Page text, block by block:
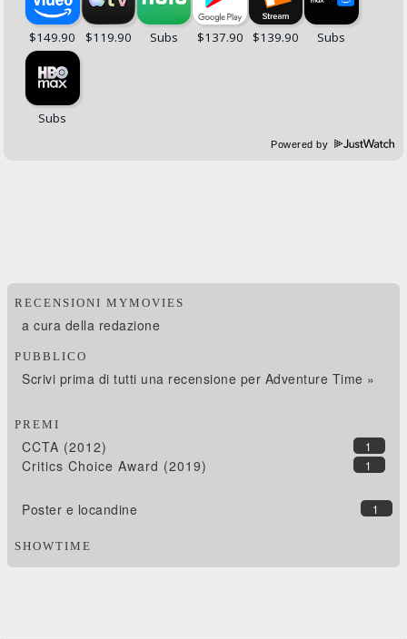
Powered by
RECENSIONI MYMOVIES
a cura della redazione
PUBBLICO
Scrivi prima di tutti una recensione per Adventure Time »
PREMI
1
CCTA (2012)
1
Critics Choice Award (2019)
1
Poster e locandine
SHOWTIME